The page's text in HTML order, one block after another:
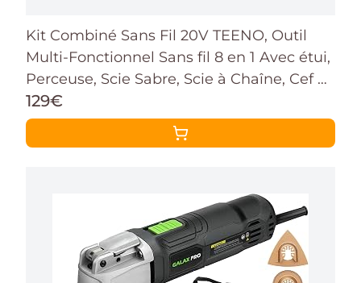
Kit Combiné Sans Fil 20V TEENO, Outil
Multi-Fonctionnel Sans fil 8 en 1 Avec étui,
Perceuse, Scie Sabre, Scie à Chaîne, Cef à
Chocs, Outil Oscillant, Ponceuse Avec
Accessoires (8-IN-1)
129€